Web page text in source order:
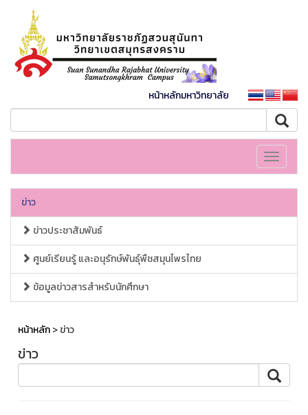
หน้าหลักมหาวิทยาลัย
Toggle
ข่าว
ข่าวประชาสัมพันธ์
ศูนย์เรียนรู้ และอนุรักษ์พันธุ์พืชสมุนไพรไทย
ข้อมูลข่าวสารสำหรับนักศึกษา
หน้าหลัก> ข่าว
ข่าว